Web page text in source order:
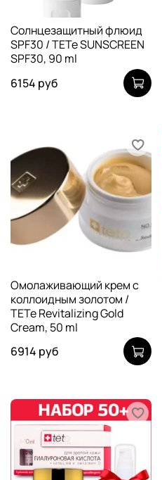
Солнцезащитный флюид
SPF30 / TETe SUNSCREEN
SPF30, 90 ml
6154 руб
Омолаживающий крем с
коллоидным золотом /
TETe Revitalizing Gold
Cream, 50 ml
6914 руб